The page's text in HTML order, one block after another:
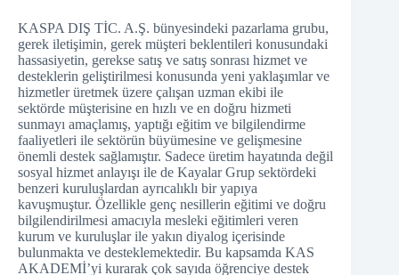
KASPA DIŞ TİC. A.Ş. bünyesindeki pazarlama grubu,
gerek iletişimin, gerek müşteri beklentileri konusundaki
hassasiyetin, gerekse satış ve satış sonrası hizmet ve
desteklerin geliştirilmesi konusunda yeni yaklaşımlar ve
hizmetler üretmek üzere çalışan uzman ekibi ile
sektörde müşterisine en hızlı ve en doğru hizmeti
sunmayı amaçlamış, yaptığı eğitim ve bilgilendirme
faaliyetleri ile sektörün büyümesine ve gelişmesine
önemli destek sağlamıştır. Sadece üretim hayatında değil
sosyal hizmet anlayışı ile de Kayalar Grup sektördeki
benzeri kuruluşlardan ayrıcalıklı bir yapıya
kavuşmuştur. Özellikle genç nesillerin eğitimi ve doğru
bilgilendirilmesi amacıyla mesleki eğitimleri veren
kurum ve kuruluşlar ile yakın diyalog içerisinde
bulunmakta ve desteklemektedir. Bu kapsamda KAS
AKADEMİ’yi kurarak çok sayıda öğrenciye destek